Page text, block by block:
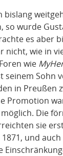
bislang
so wurde
es aber
nicht, wie in
wie
seinem Sohn
in Preußen
Promotion
Die
sie
und